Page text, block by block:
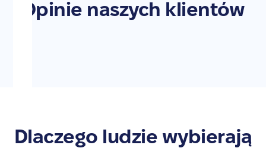
Opinie naszych klientów
Dlaczego ludzie wybierają